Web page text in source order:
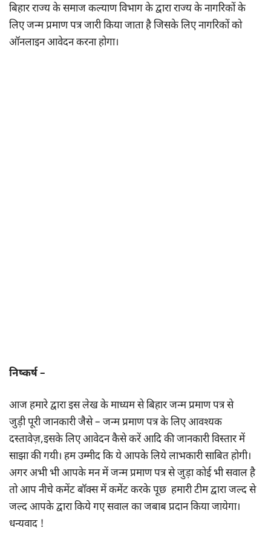
बिहार राज्य के समाज कल्याण विभाग के द्वारा राज्य के नागरिकों के
लिए जन्म प्रमाण पत्र जारी किया जाता है जिसके लिए नागरिकों को
ऑनलाइन आवेदन करना होगा।
निष्कर्ष –
आज हमारे द्वारा इस लेख के माध्यम से बिहार जन्म प्रमाण पत्र से
जुड़ी पूरी जानकारी जैसे – जन्म प्रमाण पत्र के लिए आवश्यक
दस्तावेज़,इसके लिए आवेदन कैसे करें आदि की जानकारी विस्तार में
साझा की गयी। हम उम्मीद कि ये आपके लिये लाभकारी साबित होगी।
अगर अभी भी आपके मन में जन्म प्रमाण पत्र से जुड़ा कोई भी सवाल है
तो आप नीचे कमेंट बॉक्स में कमेंट करके पूछ हमारी टीम द्वारा जल्द से
जल्द आपके द्वारा किये गए सवाल का जबाब प्रदान किया जायेगा।
धन्यवाद !